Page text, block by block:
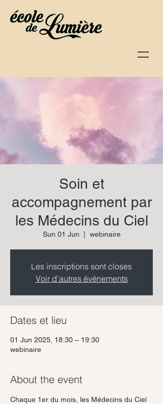
Soin et
accompagnement par
les Médecins du Ciel
Sun 01 Jun webinaire
Les inscriptions sont closes
Voir d'autres événements
Dates et lieu
01 Jun 2025, 18:30 – 19:30
webinaire
About the event
Chaque 1er du mois, les Médecins du Ciel